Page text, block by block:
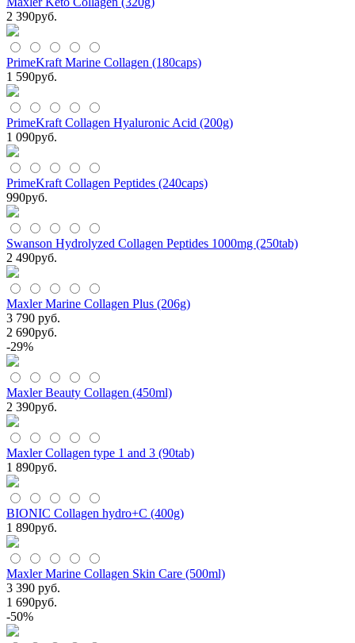
2 390руб.
PrimeKraft Marine Collagen (180caps)
1 590руб.
PrimeKraft Collagen Hyaluronic Acid (200g)
1 090руб.
PrimeKraft Collagen Peptides (240caps)
990руб.
Swanson Hydrolyzed Collagen Peptides 1000mg (250tab)
2 490руб.
Maxler Marine Collagen Plus (206g)
3 790 руб.
2 690руб.
-29%
Maxler Beauty Collagen (450ml)
2 390руб.
Maxler Collagen type 1 and 3 (90tab)
1 890руб.
BIONIC Collagen hydro+C (400g)
1 890руб.
Maxler Marine Collagen Skin Care (500ml)
3 390 руб.
1 690руб.
-50%